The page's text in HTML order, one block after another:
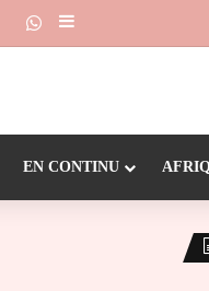
Dailymotion
Suivre la chaîne
Sidebar (barre
EN CONTINU